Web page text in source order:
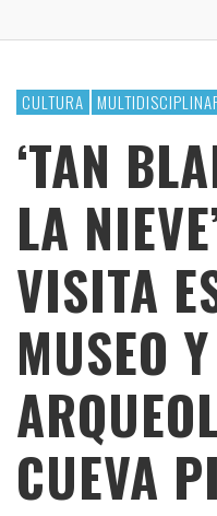
CULTURA
‘TAN
LA
VISITA
MUSEO
CUEVA